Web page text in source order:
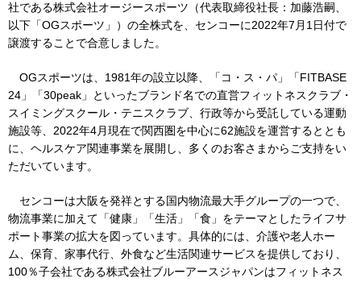
技術開発
サステナビリティ
IR情報
プレスリリース
社である株式会社オージースポーツ（代表取締役社長：加藤浩嗣、
以下「OGスポーツ」）の全株式を、センコーに2022年7月1日付で
譲渡することで合意しました。
OGスポーツは、1981年の設立以降、「コ・ス・パ」「FITBASE
24」「30peak」といったブランド名での直営フィットネスクラブ・
スイミングスクール・テニスクラブ、行政等から受託している運動
施設等、2022年4月現在で関西圏を中心に62施設を運営するととも
に、ヘルスケア関連事業を展開し、多くのお客さまからご支持をい
ただいています。
センコーは大阪を発祥とする国内物流最大手グループの一つで、
物流事業に加えて「健康」「生活」「食」をテーマとしたライフサ
ポート事業の拡大を図っています。具体的には、介護や老人ホー
ム、保育、家事代行、外食など生活関連サービスを提供しており、
100％子会社である株式会社ブルーアースジャパンはフィットネス